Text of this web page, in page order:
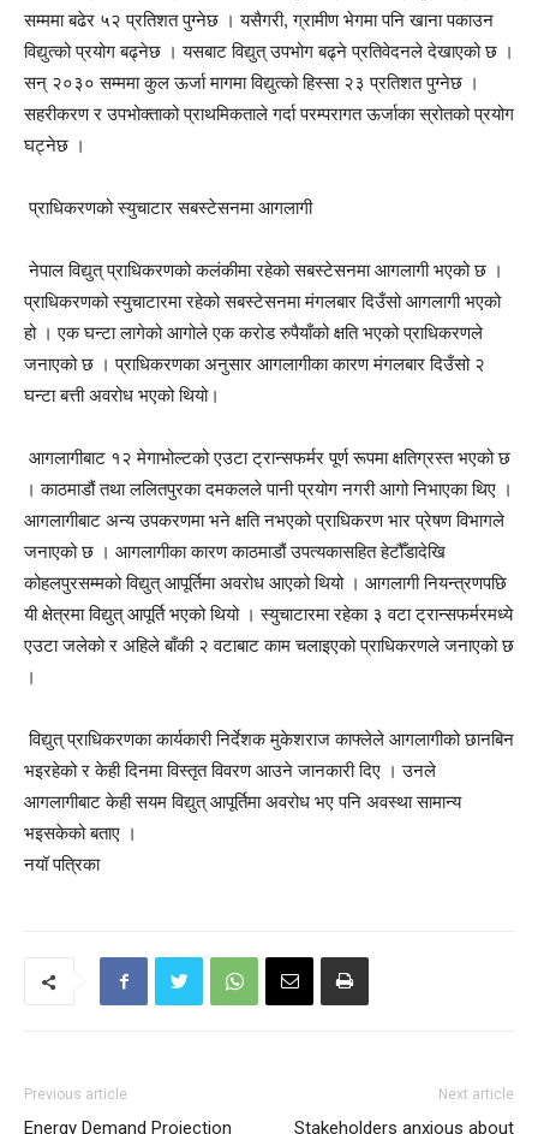
सम्ममा बढेर ५२ प्रतिशत पुग्नेछ । यसैगरी, ग्रामीण भेगमा पनि खाना पकाउन
विद्युत्को प्रयोग बढ्नेछ । यसबाट विद्युत् उपभोग बढ्ने प्रतिवेदनले देखाएको छ ।
सन् २०३० सम्ममा कुल ऊर्जा मागमा विद्युत्को हिस्सा २३ प्रतिशत पुग्नेछ ।
सहरीकरण र उपभोक्ताको प्राथमिकताले गर्दा परम्परागत ऊर्जाका स्रोतको प्रयोग
घट्नेछ ।
प्राधिकरणको स्युचाटार सबस्टेसनमा आगलागी
नेपाल विद्युत् प्राधिकरणको कलंकीमा रहेको सबस्टेसनमा आगलागी भएको छ ।
प्राधिकरणको स्युचाटारमा रहेको सबस्टेसनमा मंगलबार दिउँसो आगलागी भएको
हो । एक घन्टा लागेको आगोले एक करोड रुपैयाँको क्षति भएको प्राधिकरणले
जनाएको छ । प्राधिकरणका अनुसार आगलागीका कारण मंगलबार दिउँसो २
घन्टा बत्ती अवरोध भएको थियो।
आगलागीबाट १२ मेगाभोल्टको एउटा ट्रान्सफर्मर पूर्ण रूपमा क्षतिग्रस्त भएको छ
। काठमाडौं तथा ललितपुरका दमकलले पानी प्रयोग नगरी आगो निभाएका थिए ।
आगलागीबाट अन्य उपकरणमा भने क्षति नभएको प्राधिकरण भार प्रेषण विभागले
जनाएको छ । आगलागीका कारण काठमाडौं उपत्यकासहित हेटौँडादेखि
कोहलपुरसम्मको विद्युत् आपूर्तिमा अवरोध आएको थियो । आगलागी नियन्त्रणपछि
यी क्षेत्रमा विद्युत् आपूर्ति भएको थियो । स्युचाटारमा रहेका ३ वटा ट्रान्सफर्मरमध्ये
एउटा जलेको र अहिले बाँकी २ वटाबाट काम चलाइएको प्राधिकरणले जनाएको छ
।
विद्युत् प्राधिकरणका कार्यकारी निर्देशक मुकेशराज काफ्लेले आगलागीको छानबिन
भइरहेको र केही दिनमा विस्तृत विवरण आउने जानकारी दिए । उनले
आगलागीबाट केही सयम विद्युत् आपूर्तिमा अवरोध भए पनि अवस्था सामान्य
भइसकेको बताए ।
नयॉ पत्रिका
Previous article
Energy Demand Projection
Next article
Stakeholders anxious about